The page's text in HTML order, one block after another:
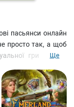
пасьянси онлайн
просто так, а щоб
гри на вас
знімаючи карти
у колоді внизу.
фрукти та овочі.
Ще